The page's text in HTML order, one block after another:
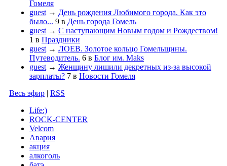
Гомеля
guest → День рождения Любимого города. Как это
было... 9 в День города Гомель
guest → С наступающим Новым годом и Рождеством!
1 в Праздники
guest → ЛОЕВ. Золотое кольцо Гомельщины.
Путеводитель. 6 в Блог им. Maks
guest → Женщину лишили декретных из-за высокой
зарплаты? 7 в Новости Гомеля
Весь эфир | RSS
Life:)
ROCK-CENTER
Velcom
Авария
акция
алкоголь